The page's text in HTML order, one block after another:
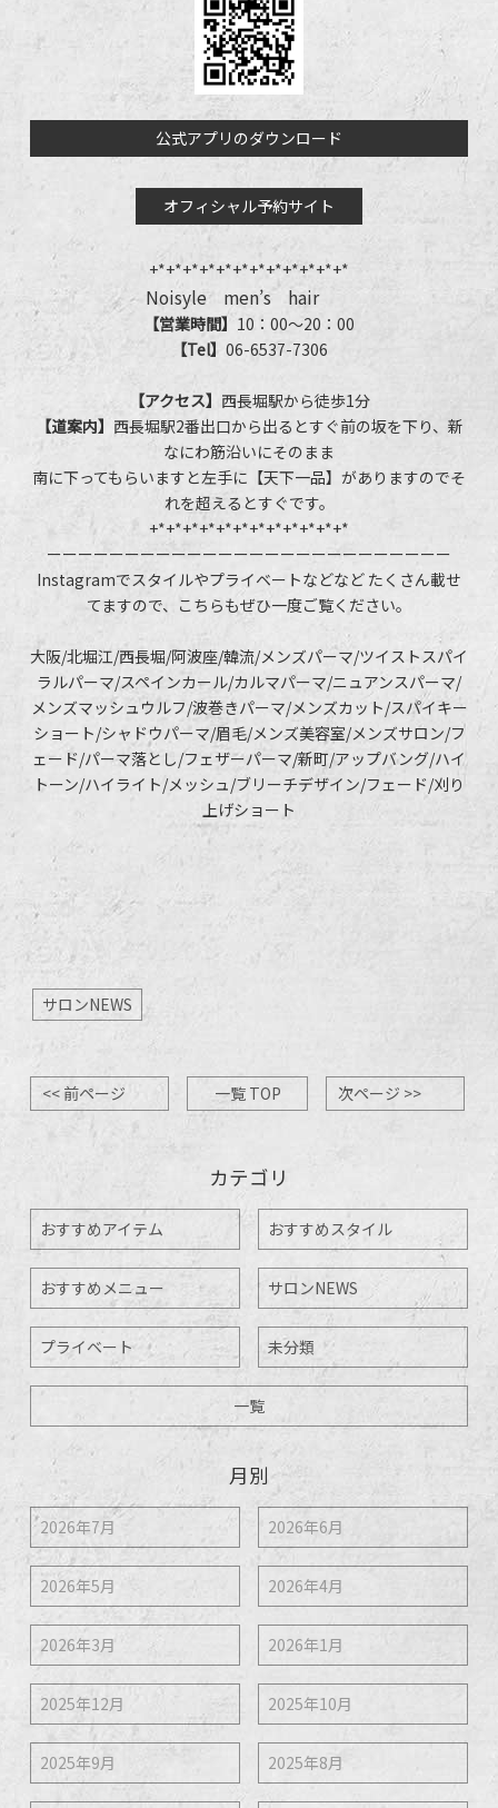
公式アプリのダウンロード
オフィシャル予約サイト
+*+*+*+*+*+*+*+*+*+*+*+*
Noisyle men’s hair
【営業時間】 10：00～20：00
【Tel】 06-6537-7306
【アクセス】 西長堀駅から徒歩1分
【道案内】 西長堀駅2番出口から出るとすぐ前の坂を下り、新
なにわ筋沿いにそのまま
南に下ってもらいますと左手に【天下一品】がありますのでそ
れを超えるとすぐです。
+*+*+*+*+*+*+*+*+*+*+*+*
ーーーーーーーーーーーーーーーーーーーーーーーーーー
Instagramでスタイルやプライベートなどなど たくさん載せ
てますので、こちらもぜひ一度ご覧ください。
大阪/北堀江/西長堀/阿波座/韓流/メンズパーマ/ツイストスパイ
ラルパーマ/スペインカール/カルマパーマ/ニュアンスパーマ/
メンズマッシュウルフ/波巻きパーマ/メンズカット/スパイキー
ショート/シャドウパーマ/眉毛/メンズ美容室/メンズサロン/フ
ェード/パーマ落とし/フェザーパーマ/新町/アップバング/ハイ
トーン/ハイライト/メッシュ/ブリーチデザイン/フェード/刈り
上げショート
サロンNEWS
<< 前ページ 一覧 TOP 次ページ >>
カテゴリ
おすすめアイテム おすすめスタイル
おすすめメニュー サロンNEWS
プライベート 未分類
一覧
月別
2026年7月 2026年6月
2026年5月 2026年4月
2026年3月 2026年1月
2025年12月 2025年10月
2025年9月 2025年8月